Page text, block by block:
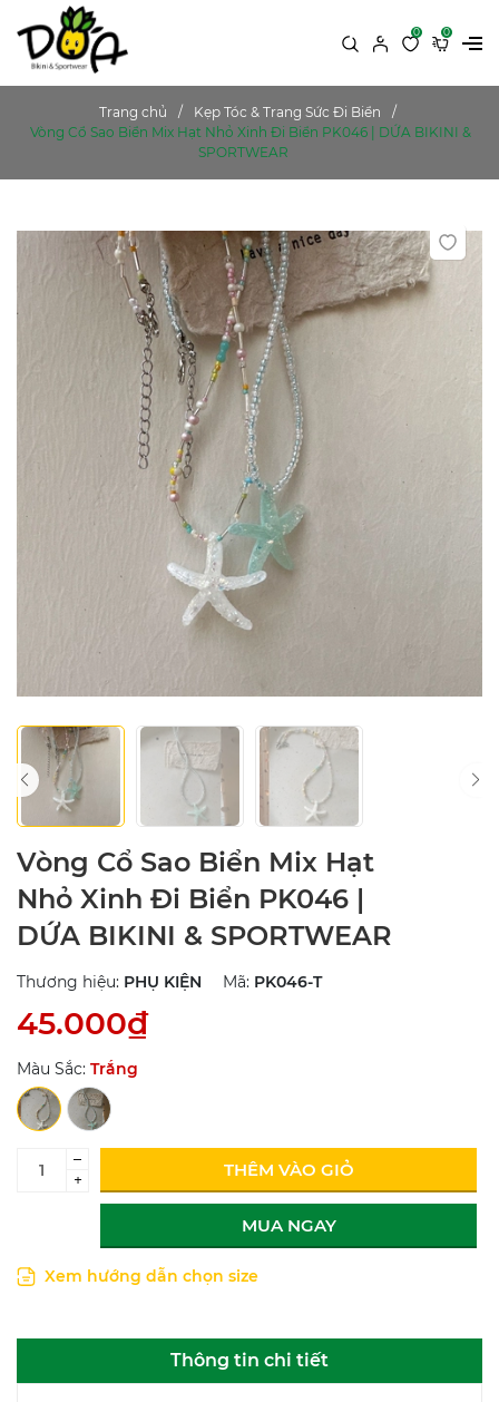
0 0
Trang chủ
Kẹp Tóc & Trang Sức Đi Biển
Vòng Cổ Sao Biển Mix Hạt Nhỏ Xinh Đi Biển PK046 | DỨA BIKINI &
SPORTWEAR
Vòng Cổ Sao Biển Mix Hạt
Nhỏ Xinh Đi Biển PK046 |
DỨA BIKINI & SPORTWEAR
Thương hiệu: PHỤ KIỆN Mã: PK046-T
45.000₫
Màu Sắc: Trắng
–
+
THÊM VÀO GIỎ
MUA NGAY
Xem hướng dẫn chọn size
Thông tin chi tiết